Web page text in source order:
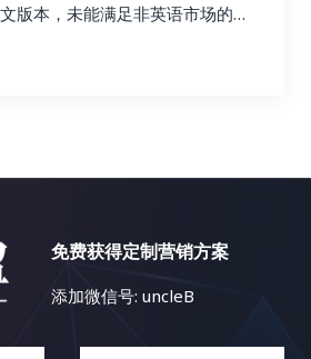
版本，未能满足非英语市场的本
们发现该行业的SEO难度中等，
免费获得定制营销方案
添加微信号: uncleB